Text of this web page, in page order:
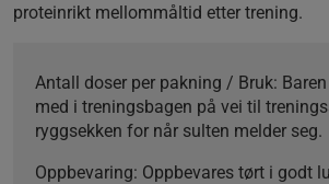
proteinrikt mellommåltid etter trening.
Antall doser per pakning / Bruk:
med i treningsbagen på vei til
ryggsekken for når sulten melder seg.
Oppbevaring: Oppbevares tørt i godt